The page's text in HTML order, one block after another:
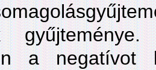
a